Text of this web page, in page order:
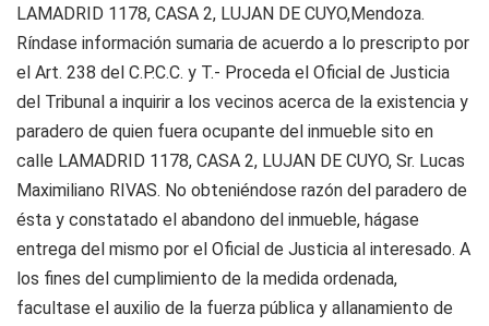
LAMADRID 1178, CASA 2, LUJAN DE CUYO,Mendoza.
Ríndase información sumaria de acuerdo a lo prescripto por
el Art. 238 del C.P.C.C. y T.- Proceda el Oficial de Justicia
del Tribunal a inquirir a los vecinos acerca de la existencia y
paradero de quien fuera ocupante del inmueble sito en
calle LAMADRID 1178, CASA 2, LUJAN DE CUYO, Sr. Lucas
Maximiliano RIVAS. No obteniéndose razón del paradero de
ésta y constatado el abandono del inmueble, hágase
entrega del mismo por el Oficial de Justicia al interesado. A
los fines del cumplimiento de la medida ordenada,
facultase el auxilio de la fuerza pública y allanamiento de